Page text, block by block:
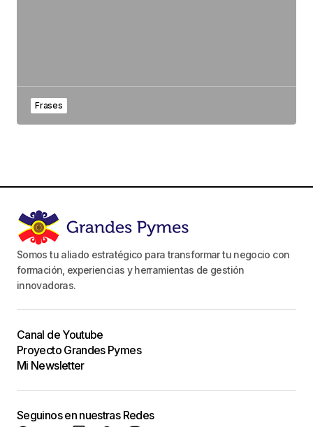
Frases
Somos tu aliado estratégico para transformar tu negocio con
formación, experiencias y herramientas de gestión
innovadoras.
Canal de Youtube
Proyecto Grandes Pymes
Mi Newsletter
Seguinos en nuestras Redes